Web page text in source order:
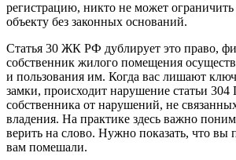
регистрацию, никто не может
объекту без законных оснований.
Статья 30 ЖК РФ дублирует это право,
собственник жилого помещения
и пользования им. Когда вас лишают
замки, происходит нарушение статьи
собственника от нарушений, не
владения. На практике здесь важно
верить на слово. Нужно показать, что вы
вам помешали.